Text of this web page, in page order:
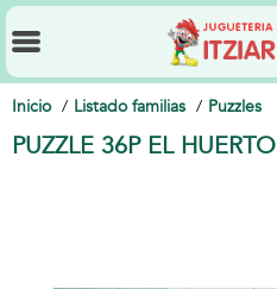
Inicio Listado familias Puzzles
PUZZLE 36P EL HUERTO